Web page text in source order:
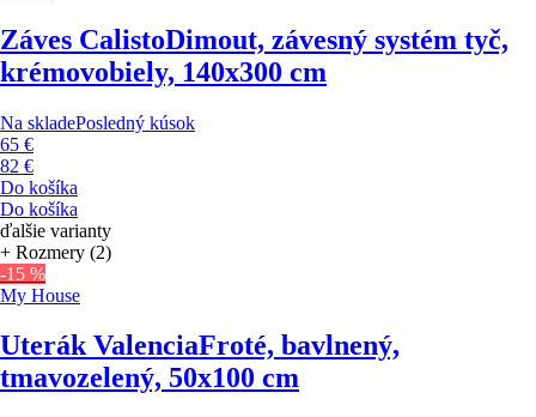
Záves CalistoDimout, závesný systém tyč,
krémovobiely, 140x300 cm
Na skladePosledný kúsok
65 €
82 €
Do košíka
Do košíka
ďalšie varianty
+ Rozmery (2)
-15 %
My House
Uterák ValenciaFroté, bavlnený,
tmavozelený, 50x100 cm